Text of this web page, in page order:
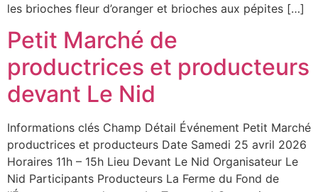
les brioches fleur d’oranger et brioches aux pépites […]
Petit Marché de
productrices et producteurs
devant Le Nid
Informations clés Champ Détail Événement Petit Marché
productrices et producteurs Date Samedi 25 avril 2026
Horaires 11h – 15h Lieu Devant Le Nid Organisateur Le
Nid Participants Producteurs La Ferme du Fond de